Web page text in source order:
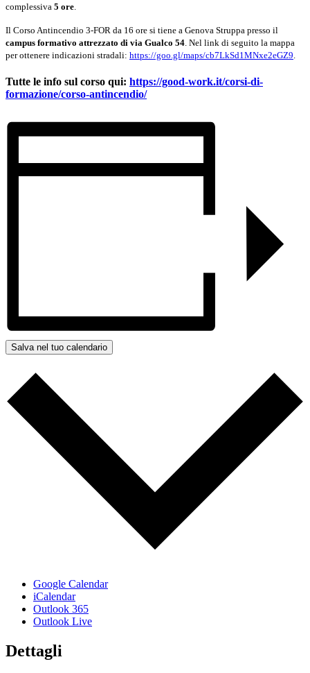
complessiva 5 ore
Il Corso Antincendio 3-FOR da 16 ore si tiene a Genova Struppa presso il
campus formativo attrezzato di via Gualco 54 . Nel link di seguito la mappa
per ottenere indicazioni stradali: https://goo.gl/maps/cb7LkSd1MNxe2eGZ9
Tutte le info sul corso qui: https://good-work.it/corsi-di-
formazione/corso-antincendio/
Salva nel tuo calendario
Google Calendar
iCalendar
Outlook 365
Outlook Live
Dettagli